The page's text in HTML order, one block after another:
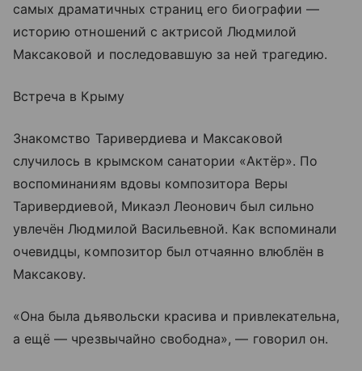
самых драматичных страниц его биографии —
историю отношений с актрисой Людмилой
Максаковой и последовавшую за ней трагедию.
Встреча в Крыму
Знакомство Таривердиева и Максаковой
случилось в крымском санатории «Актёр». По
воспоминаниям вдовы композитора Веры
Таривердиевой, Микаэл Леонович был сильно
увлечён Людмилой Васильевной. Как вспоминали
очевидцы, композитор был отчаянно влюблён в
Максакову.
«Она была дьявольски красива и привлекательна,
а ещё — чрезвычайно свободна», — говорил он.